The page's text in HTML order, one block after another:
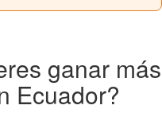
ganar más
Ecuador?